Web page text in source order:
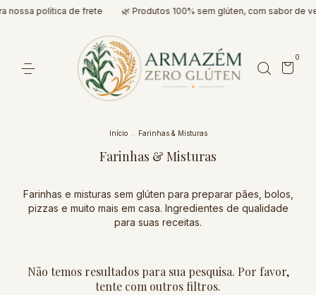
nossa política de frete 🌿 Produtos 100% sem glúten, com sabor de
0
Início . Farinhas & Misturas
Farinhas & Misturas
Farinhas e misturas sem glúten para preparar pães, bolos,
pizzas e muito mais em casa. Ingredientes de qualidade
para suas receitas.
Não temos resultados para sua pesquisa. Por favor,
tente com outros filtros.